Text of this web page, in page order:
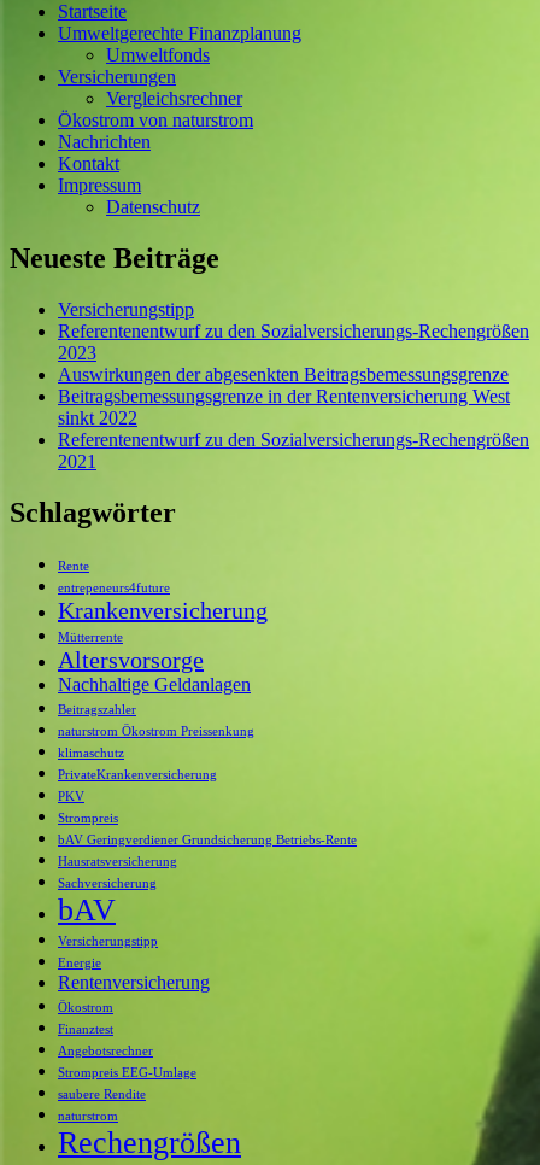
Startseite
Umweltgerechte Finanzplanung
Umweltfonds
Versicherungen
Vergleichsrechner
Ökostrom von naturstrom
Nachrichten
Kontakt
Impressum
Datenschutz
Neueste Beiträge
Versicherungstipp
Referentenentwurf zu den Sozialversicherungs-Rechengrößen
2023
Auswirkungen der abgesenkten Beitragsbemessungsgrenze
Beitragsbemessungsgrenze in der Rentenversicherung West
sinkt 2022
Referentenentwurf zu den Sozialversicherungs-Rechengrößen
2021
Schlagwörter
Rente
entrepeneurs4future
Krankenversicherung
Mütterrente
Altersvorsorge
Nachhaltige Geldanlagen
Beitragszahler
naturstrom Ökostrom Preissenkung
klimaschutz
PrivateKrankenversicherung
PKV
Strompreis
bAV Geringverdiener Grundsicherung Betriebs-Rente
Hausratsversicherung
Sachversicherung
bAV
Versicherungstipp
Energie
Rentenversicherung
Ökostrom
Finanztest
Angebotsrechner
Strompreis EEG-Umlage
saubere Rendite
naturstrom
Rechengrößen